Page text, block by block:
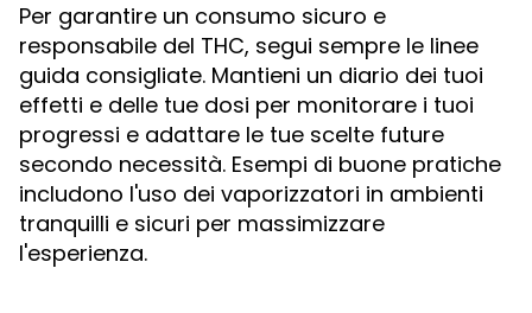
Per garantire un consumo sicuro e
responsabile del THC, segui sempre le linee
guida consigliate. Mantieni un diario dei tuoi
effetti e delle tue dosi per monitorare i tuoi
progressi e adattare le tue scelte future
secondo necessità. Esempi di buone pratiche
includono l'uso dei vaporizzatori in ambienti
tranquilli e sicuri per massimizzare
l'esperienza.